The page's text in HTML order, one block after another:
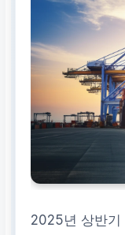
2025년 상반기